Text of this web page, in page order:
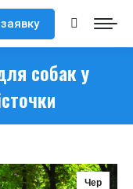
Search:
собак у
Чер